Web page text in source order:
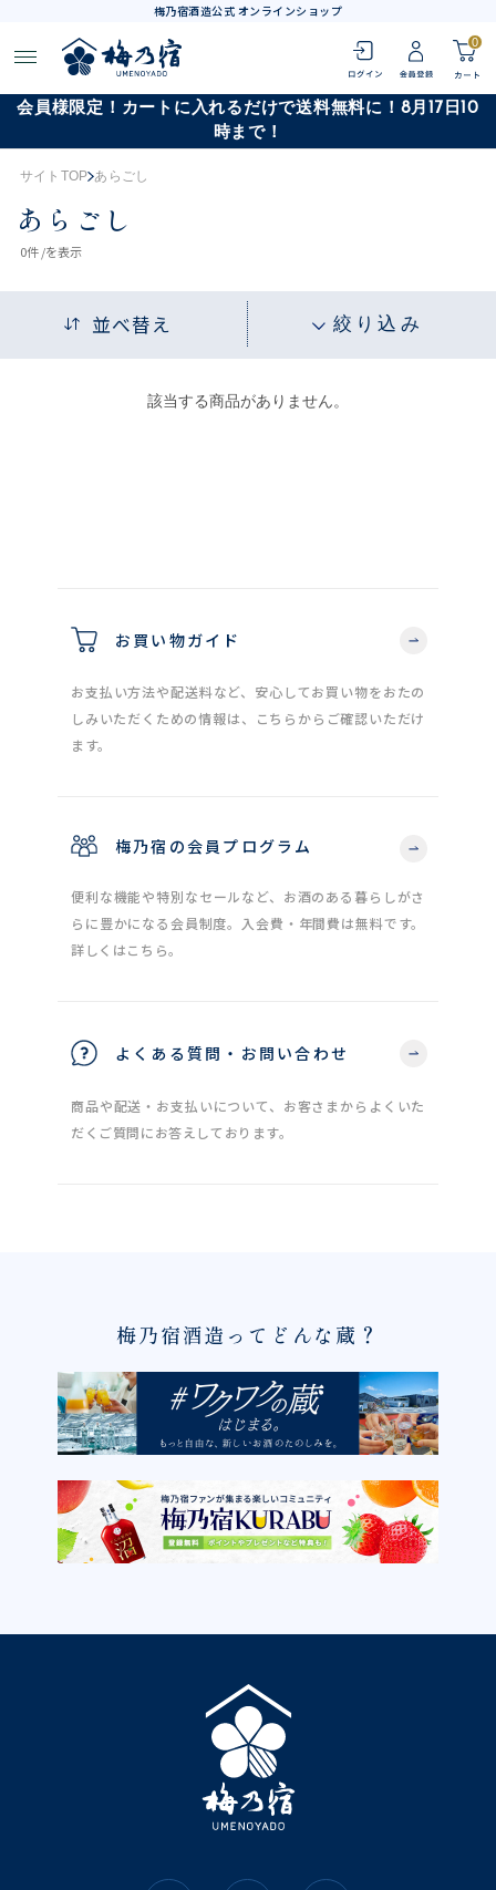
梅乃宿酒造公式 オンラインショップ
0
会員様限定！カートに入れるだけで送料無料に！8月17日10
時まで！
サイトTOP あらごし
あらごし
0件 /を表示
並べ替え 絞り込み
該当する商品がありません。
お買い物ガイド
お支払い方法や配送料など、安心してお買い物をおたの
しみいただくための情報は、こちらからご確認いただけ
ます。
梅乃宿の会員プログラム
便利な機能や特別なセールなど、お酒のある暮らしがさ
らに豊かになる会員制度。入会費・年間費は無料です。
詳しくはこちら。
よくある質問・お問い合わせ
商品や配送・お支払いについて、お客さまからよくいた
だくご質問にお答えしております。
梅乃宿酒造ってどんな蔵？